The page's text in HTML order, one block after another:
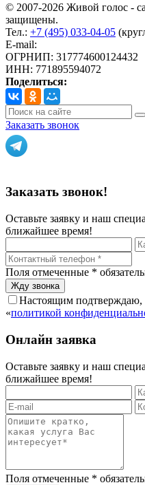
© 2007-2026 Живой голос -
защищены.
Тел.: +7 (495) 033-04-05
E-mail:
ОГРНИП: 317774600124432
ИНН: 771895594072
Поделиться:
Заказать звонок
Заказать звонок!
Оставьте заявку и наш
ближайшее время!
Поля отмеченные *
Настоящим подтверждаю,
«политикой
Онлайн заявка
Оставьте заявку и наш
ближайшее время!
Поля отмеченные *